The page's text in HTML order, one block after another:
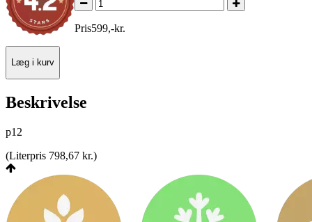
Pris599,-kr.
Læg i kurv
Beskrivelse
p12
(Literpris 798,67 kr.)